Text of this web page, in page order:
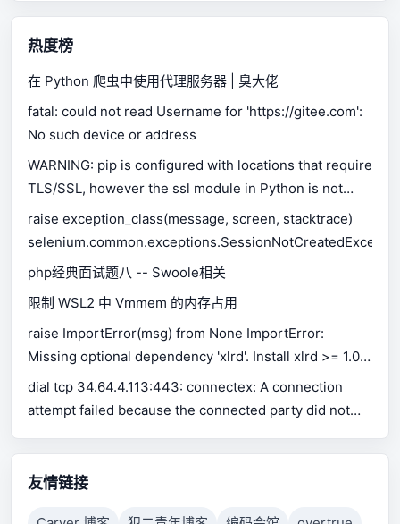
热度榜
在 Python 爬虫中使用代理服务器 | 臭大佬
fatal: could not read Username for 'https://gitee.com':
No such device or address
WARNING: pip is configured with locations that require
TLS/SSL, however the ssl module in Python is not
available.
raise exception_class(message, screen, stacktrace)
php经典面试题八 -- Swoole相关
限制 WSL2 中 Vmmem 的内存占用
raise ImportError(msg) from None ImportError:
Missing optional dependency 'xlrd'. Install xlrd >= 1.0.0
for Excel support Use pip or conda to install xlrd.
dial tcp 34.64.4.113:443: connectex: A connection
attempt failed because the connected party did not
connection failed because connected host has failed
to respond.
友情链接